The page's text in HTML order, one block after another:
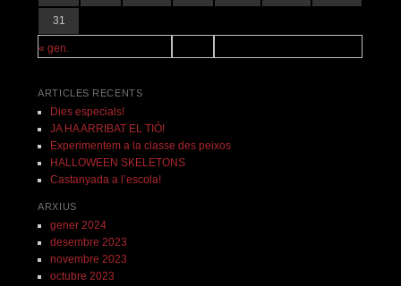
« gen.
31
ARTICLES RECENTS
Dies especials!
JA HA ARRIBAT EL TIÓ!
Experimentem a la classe des peixos
HALLOWEEN SKELETONS
Castanyada a l’escola!
ARXIUS
gener 2024
desembre 2023
novembre 2023
octubre 2023